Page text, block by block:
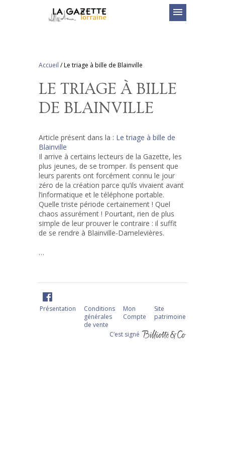
menu
Accueil /Le triage à bille de Blainville
LE TRIAGE À BILLE
DE BLAINVILLE
Article présent dans la : Le triage à bille de
Blainville
Il arrive à certains lecteurs de la Gazette, les
plus jeunes, de se tromper. Ils pensent que
leurs parents ont forcément connu le jour
zéro de la création parce qu’ils vivaient avant
l’informatique et le téléphone portable.
Quelle triste période certainement ! Quel
chaos assurément ! Pourtant, rien de plus
simple de leur prouver le contraire : il suffit
de se rendre à Blainville-Damelevières.
…
Présentation
Conditions
générales
de vente
Mon
Compte
Site
patrimoine
C‘est signé